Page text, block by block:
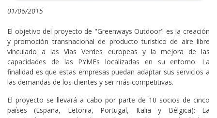
01/06/2015
El objetivo del proyecto de "Greenways Outdoor" es la creación
y promoción transnacional de producto turístico de aire libre
vinculado a las Vías Verdes europeas y la mejora de las
capacidades de las PYMEs localizadas en su entorno. La
finalidad es que estas empresas puedan adaptar sus servicios a
las demandas de los clientes y ser más competitivas.
El proyecto se llevará a cabo por parte de 10 socios de cinco
países (España, Letonia, Portugal, Italia y Bélgica): La